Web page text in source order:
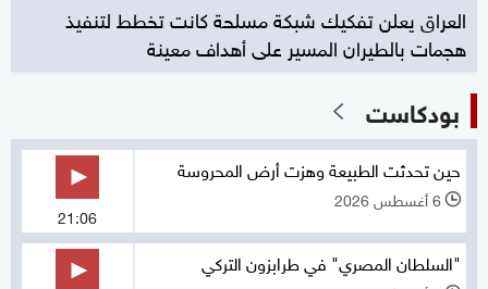
العراق يعلن تفكيك شبكة مسلحة كانت تخطط لتنفيذ
هجمات بالطيران المسير على أهداف معينة
بودكاست
حين تحدثت الطبيعة وهزت أرض المحروسة
l 6 أغسطس 2026
21:06
"السلطان المصري" في طرابزون التركي